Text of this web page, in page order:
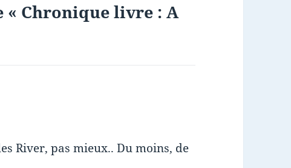
« Chronique livre : A
River, pas mieux.. Du moins, de